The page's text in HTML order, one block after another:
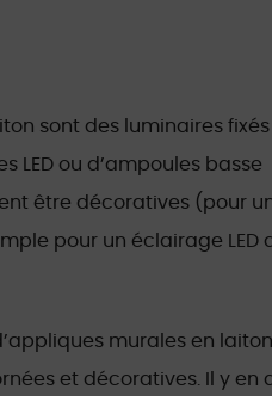
sont des luminaires
LED ou d’ampoules basse
être décoratives (pour
pour un éclairage LED
murales en
et décoratives. Il y en